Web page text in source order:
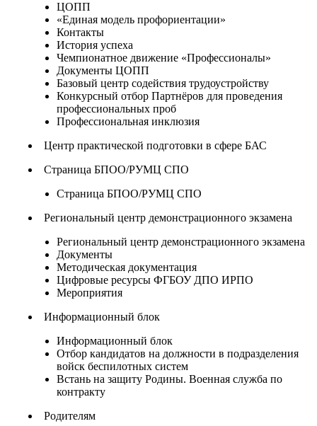
ЦОПП
«Единая модель профориентации»
Контакты
История успеха
Чемпионатное движение «Профессионалы»
Документы ЦОПП
Базовый центр содействия трудоустройству
Конкурсный отбор Партнёров для проведения
профессиональных проб
Профессиональная инклюзия
Центр практической подготовки в сфере БАС
Страница БПОО/РУМЦ СПО
Страница БПОО/РУМЦ СПО
Региональный центр демонстрационного экзамена
Региональный центр демонстрационного экзамена
Документы
Методическая документация
Цифровые ресурсы ФГБОУ ДПО ИРПО
Мероприятия
Информационный блок
Информационный блок
Отбор кандидатов на должности в подразделения
войск беспилотных систем
Встань на защиту Родины. Военная служба по
контракту
Родителям